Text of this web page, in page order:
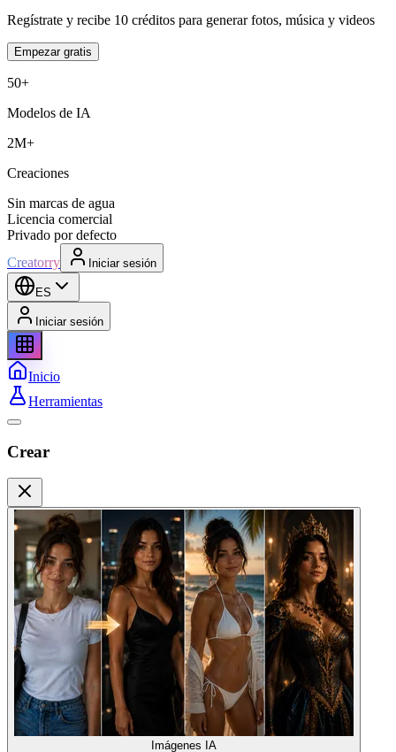
Regístrate y recibe 10 créditos para generar fotos, música y videos
Empezar gratis
50+
Modelos de IA
2M+
Creaciones
Sin marcas de agua
Licencia comercial
Privado por defecto
Creatorry
Iniciar sesión
ES
Iniciar sesión
Inicio
Herramientas
Crear
Imágenes IA